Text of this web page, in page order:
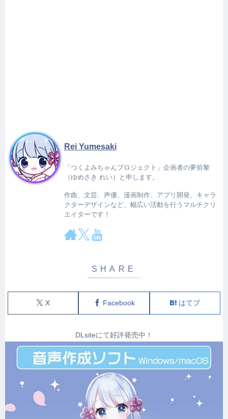
Rei Yumesaki
「つくよみちゃんプロジェクト」企画者の夢前黎
（ゆめさき れい）と申します。
作曲、文芸、声優、漫画制作、アプリ開発、キャラ
クターデザインなど、幅広い活動を行うマルチクリ
エイターです！
X Facebook はてブ
DLsiteにて好評発売中！